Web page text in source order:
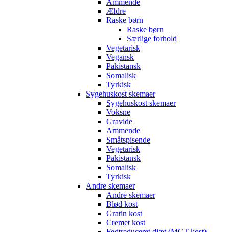
Ammende
Ældre
Raske børn
Raske børn
Særlige forhold
Vegetarisk
Vegansk
Pakistansk
Somalisk
Tyrkisk
Sygehuskost skemaer
Sygehuskost skemaer
Voksne
Gravide
Ammende
Småtspisende
Vegetarisk
Pakistansk
Somalisk
Tyrkisk
Andre skemaer
Andre skemaer
Blød kost
Gratin kost
Cremet kost